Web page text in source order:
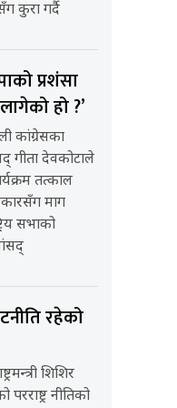
कुरा गर्दै
प्रशंसा
हो ?’
कांग्रेसका
गीता देवकोटाले
तत्काल
माग
सभाको
रहेको
शिशिर
नीतिको